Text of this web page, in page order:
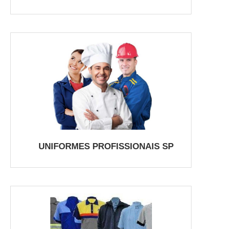
UNIFORMES PROFISSIONAIS SP